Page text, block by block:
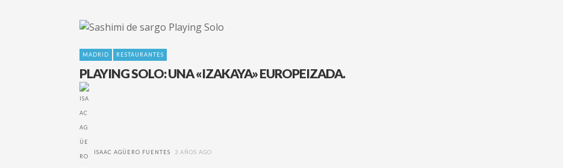
MADRID RESTAURANTES
PLAYING SOLO: UNA «IZAKAYA» EUROPEIZADA.
ISAAC AGÜERO FUENTES 3 AÑOS AGO